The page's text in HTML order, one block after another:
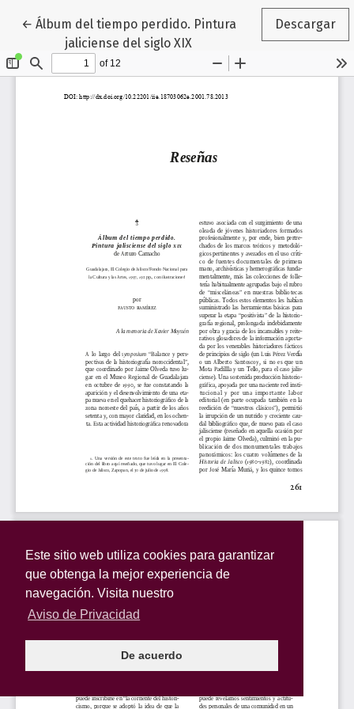
Este sitio web utiliza cookies para garantizar
que obtenga la mejor experiencia de
navegación. Visita nuestro
Aviso de Privacidad
De acuerdo
← Volver a los detalles del artículo
Álbum del tiempo perdido. Pintura
jaliciense del siglo XIX
Descargar